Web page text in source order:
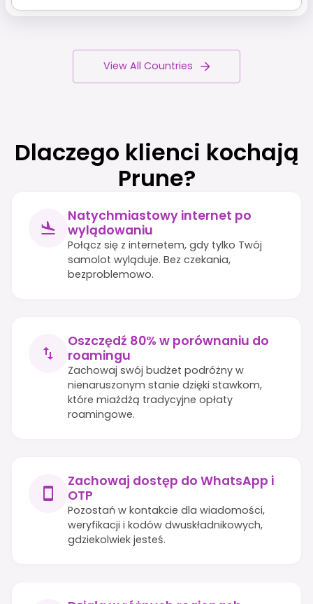
View All Countries
Dlaczego klienci kochają
Prune?
Natychmiastowy internet po
wylądowaniu
Połącz się z internetem, gdy tylko Twój
samolot wyląduje. Bez czekania,
bezproblemowo.
Oszczędź 80% w porównaniu do
roamingu
Zachowaj swój budżet podróżny w
nienaruszonym stanie dzięki stawkom,
które miażdżą tradycyjne opłaty
roamingowe.
Zachowaj dostęp do WhatsApp i
OTP
Pozostań w kontakcie dla wiadomości,
weryfikacji i kodów dwuskładnikowych,
gdziekolwiek jesteś.